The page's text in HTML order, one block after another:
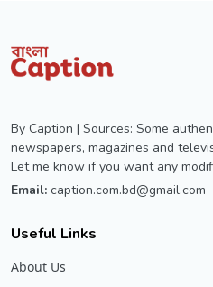
By Caption | Sources: Some
newspapers, magazines and
Let me know if you want any
Email: caption.com.bd@gmail.com
Useful Links
About Us